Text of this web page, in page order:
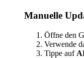
Manuelle
Öffne den
Verwende
Tippe auf